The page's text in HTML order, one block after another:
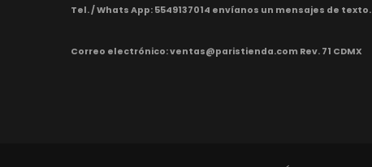
Tel. / Whats App: 5549137014 envíanos un mensajes de texto.
Correo electrónico: ventas@paristienda.com Rev. 71 CDMX